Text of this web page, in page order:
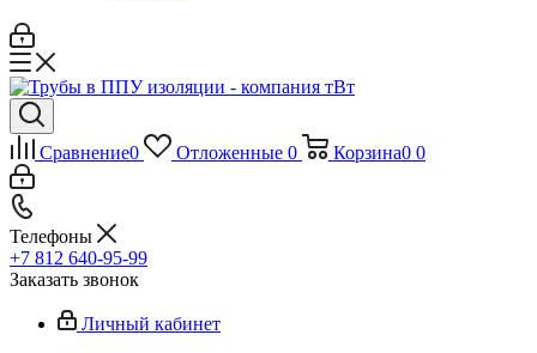
Сравнение0 Отложенные 0 Корзина0 0
Телефоны
+7 812 640-95-99
Заказать звонок
Личный кабинет